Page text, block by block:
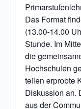
Das Format
(13.00-14.00
Stunde. Im
die
Hochschulen
teilen erprobte
Diskussion an.
aus der